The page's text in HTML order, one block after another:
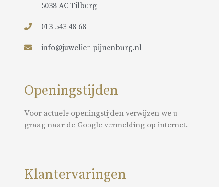
5038 AC Tilburg
013 543 48 68
info@juwelier-pijnenburg.nl
Openingstijden
Voor actuele openingstijden verwijzen we u
graag naar de Google vermelding op internet.
Klantervaringen